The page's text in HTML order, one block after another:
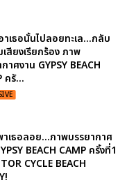
อาเธอนั้นไปลอยทะเล...กลับ
สียงเรียกร้อง ภาพ
าศงาน GYPSY BEACH
ครั...
าเธอลอย...ภาพบรรยากาศ
BEACH CAMP ครั้งที่1
CYCLE BEACH